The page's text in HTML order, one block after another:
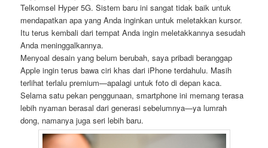
Telkomsel Hyper 5G. Sistem baru ini sangat tidak baik untuk
mendapatkan apa yang Anda inginkan untuk meletakkan kursor.
Itu terus kembali dari tempat Anda ingin meletakkannya sesudah
Anda meninggalkannya.
Menyoal desain yang belum berubah, saya pribadi beranggap
Apple ingin terus bawa ciri khas dari iPhone terdahulu. Masih
terlihat terlalu premium—apalagi untuk foto di depan kaca.
Selama satu pekan penggunaan, smartphone ini memang terasa
lebih nyaman berasal dari generasi sebelumnya—ya lumrah
dong, namanya juga seri lebih baru.